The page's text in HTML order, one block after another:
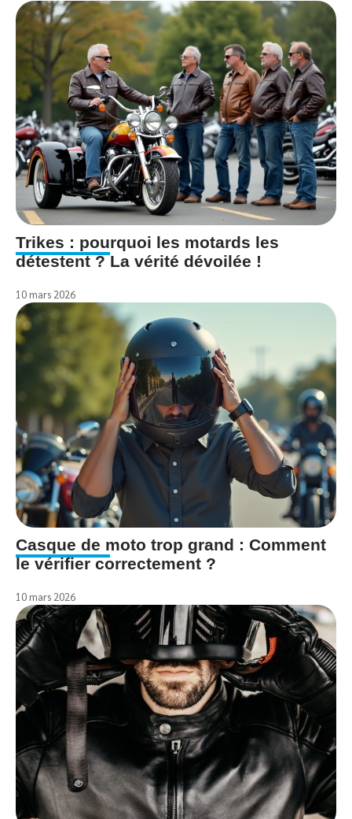
Trikes : pourquoi les motards les
détestent ? La vérité dévoilée !
10 mars 2026
Casque de moto trop grand : Comment
le vérifier correctement ?
10 mars 2026